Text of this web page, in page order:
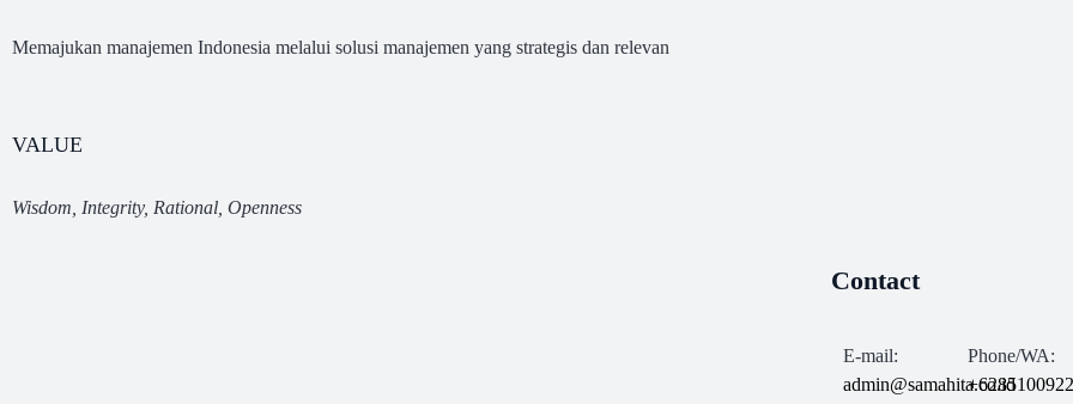
Memajukan manajemen Indonesia melalui solusi manajemen yang strategis dan relevan
VALUE
Wisdom, Integrity, Rational, Openness
Contact
E-mail:
admin@samahita.co.id
Phone/WA: